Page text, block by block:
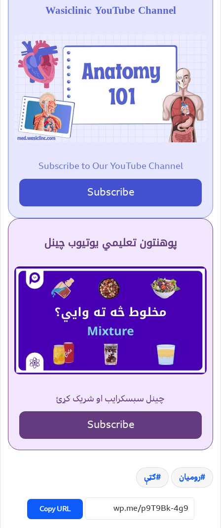
Wasiclinic YouTube Channel
Subscribe to Our YouTube Channel
Subscribe
پوهنتون تعلیمي یوتیوب چینل
چینل سبسکرایب او شریک کړئ
Subscribe
روميان ګټې
Copy URL